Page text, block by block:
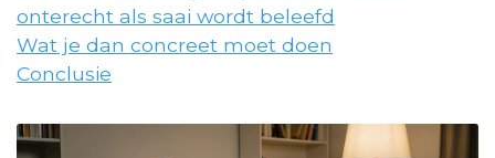
onterecht als saai wordt beleefd
Wat je dan concreet moet doen
Conclusie